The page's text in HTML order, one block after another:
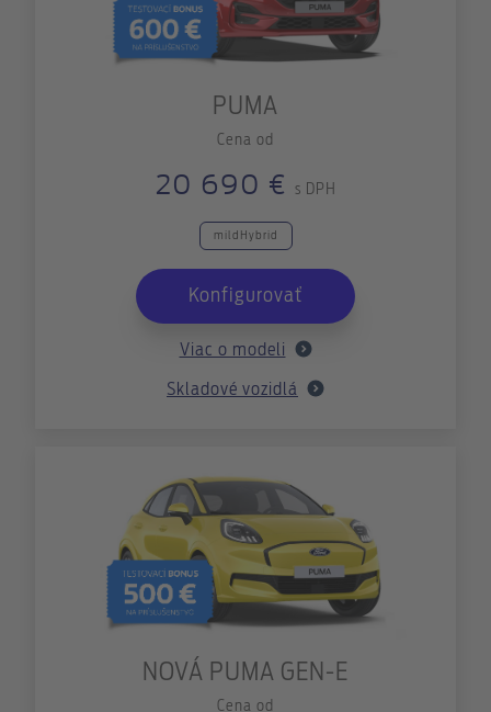
PUMA
Cena od
20 690 € s DPH
mildHybrid
Konfigurovať
Viac o modeli
Skladové vozidlá
NOVÁ PUMA GEN-E
Cena od